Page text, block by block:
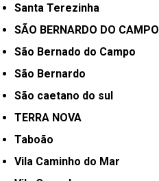
Santa Terezinha
SÃO BERNARDO DO CAMPO
São Bernado do Campo
São Bernardo
São caetano do sul
TERRA NOVA
Taboão
Vila Caminho do Mar